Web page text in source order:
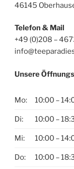
46145
Telefon & Mail
+49 (0)208 –
Unsere
Mo: 10:00 –
Di: 10:00 –
Mi: 10:00 –
Do: 10:00 –